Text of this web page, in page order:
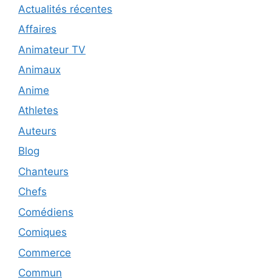
Actualités récentes
Affaires
Animateur TV
Animaux
Anime
Athletes
Auteurs
Blog
Chanteurs
Chefs
Comédiens
Comiques
Commerce
Commun